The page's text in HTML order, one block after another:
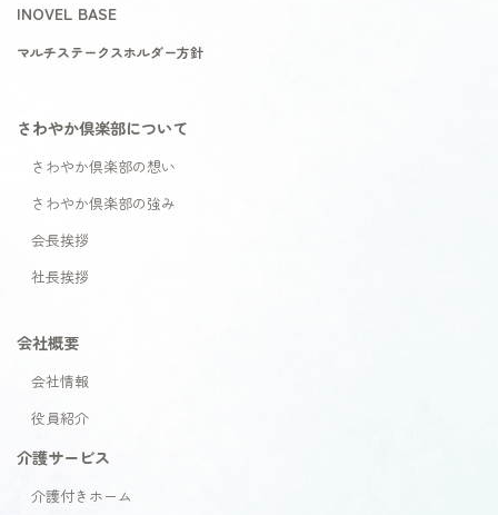
INOVEL BASE
マルチステークスホルダー方針
さわやか倶楽部について
さわやか倶楽部の想い
さわやか倶楽部の強み
会長挨拶
社長挨拶
会社概要
会社情報
役員紹介
介護サービス
介護付きホーム